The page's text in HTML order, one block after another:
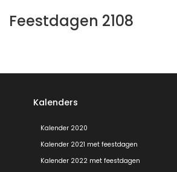
Feestdagen 2108
Kalenders
Kalender 2020
Kalender 2021 met feestdagen
Kalender 2022 met feestdagen